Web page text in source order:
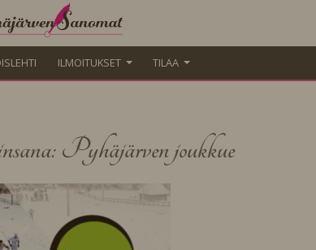
ILMOITUKSET TILAA
Pyhäjärven joukkue